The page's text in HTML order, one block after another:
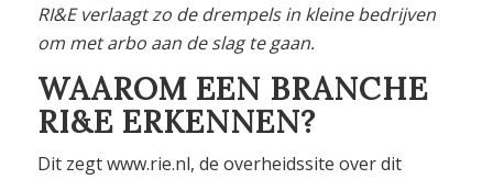
RI&E verlaagt zo de drempels in kleine bedrijven
om met arbo aan de slag te gaan.
WAAROM EEN BRANCHE
RI&E ERKENNEN?
Dit zegt www.rie.nl, de overheidssite over dit